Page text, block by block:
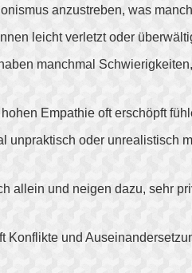
anzustreben, was
leicht verletzt oder
manchmal
Empathie oft erschöpft
unpraktisch oder
allein und neigen dazu, sehr
Konflikte und